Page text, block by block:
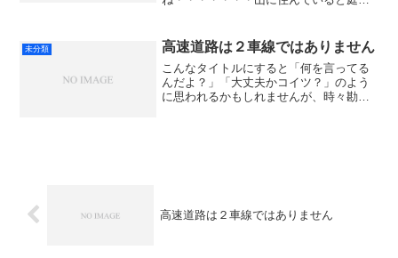
で刈り難さと体力勝負の面が結構ありま
す。草刈を始めた若い頃は1...
未分類 高速道路は２車線ではありません
こんなタイトルにすると「何を言ってる
んだよ？」「大丈夫かコイツ？」のよう
に思われるかもしれませんが、時々勘違
高速道路は２車線ではありません